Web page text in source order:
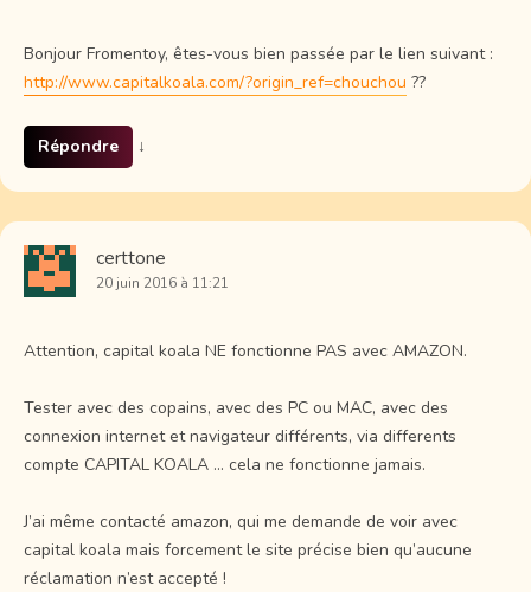
Bonjour Fromentoy, êtes-vous bien passée par le lien suivant :
http://www.capitalkoala.com/?origin_ref=chouchou ??
Répondre ↓
certtone
20 juin 2016 à 11:21
Attention, capital koala NE fonctionne PAS avec AMAZON.
Tester avec des copains, avec des PC ou MAC, avec des
connexion internet et navigateur différents, via differents
compte CAPITAL KOALA … cela ne fonctionne jamais.
J’ai même contacté amazon, qui me demande de voir avec
capital koala mais forcement le site précise bien qu’aucune
réclamation n’est accepté !